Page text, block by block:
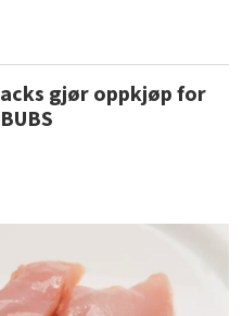
gjør oppkjøp for